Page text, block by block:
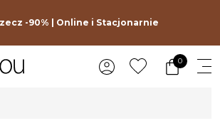
-90% | Online i Stacjonarnie
0